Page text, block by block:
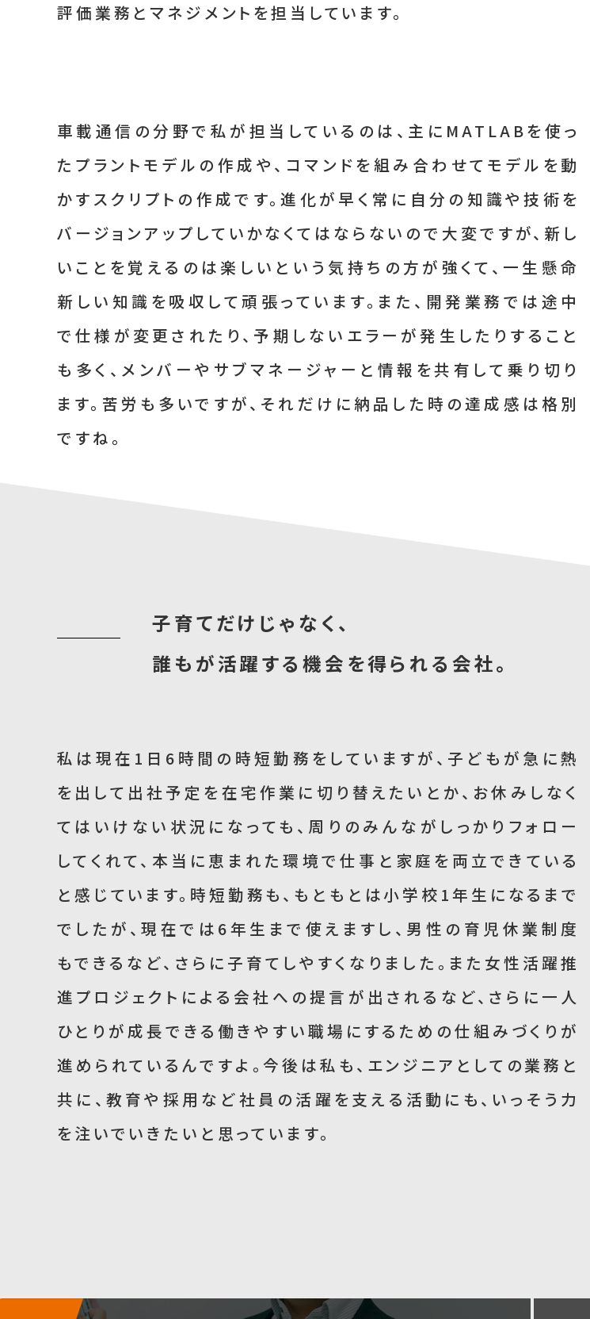
評価業務とマネジメントを担当しています。
車載通信の分野で私が担当しているのは、主にMATLABを使っ
たプラントモデルの作成や、コマンドを組み合わせてモデルを動
かすスクリプトの作成です。進化が早く常に自分の知識や技術を
バージョンアップしていかなくてはならないので大変ですが、新し
いことを覚えるのは楽しいという気持ちの方が強くて、一生懸命
新しい知識を吸収して頑張っています。また、開発業務では途中
で仕様が変更されたり、予期しないエラーが発生したりすること
も多く、メンバーやサブマネージャーと情報を共有して乗り切り
ます。苦労も多いですが、それだけに納品した時の達成感は格別
ですね。
子育てだけじゃなく、
誰もが活躍する機会を得られる会社。
私は現在1日6時間の時短勤務をしていますが、子どもが急に熱
を出して出社予定を在宅作業に切り替えたいとか、お休みしなく
てはいけない状況になっても、周りのみんながしっかりフォロー
してくれて、本当に恵まれた環境で仕事と家庭を両立できている
と感じています。時短勤務も、もともとは小学校1年生になるまで
でしたが、現在では6年生まで使えますし、男性の育児休業制度
もできるなど、さらに子育てしやすくなりました。また女性活躍推
進プロジェクトによる会社への提言が出されるなど、さらに一人
ひとりが成長できる働きやすい職場にするための仕組みづくりが
進められているんですよ。今後は私も、エンジニアとしての業務と
共に、教育や採用など社員の活躍を支える活動にも、いっそう力
を注いでいきたいと思っています。